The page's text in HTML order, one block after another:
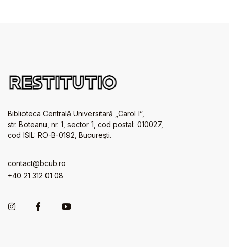
Biblioteca Centrală Universitară „Carol I”,
str. Boteanu, nr. 1, sector 1, cod postal: 010027,
cod ISIL: RO-B-0192, Bucureşti.
contact@bcub.ro
+40 21 312 01 08